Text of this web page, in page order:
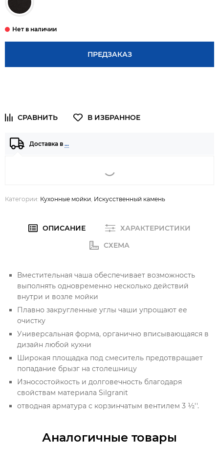
ПРЕДЗАКАЗ
Доставка в …
Категории: Кухонные мойки, Искусственный камень
ОПИСАНИЕ
ХАРАКТЕРИСТИКИ
СХЕМА
Вместительная чаша обеспечивает возможность
выполнять одновременно несколько действий
внутри и возле мойки
Плавно закругленные углы чаши упрощают ее
очистку
Универсальная форма, органично вписывающаяся в
дизайн любой кухни
Широкая площадка под смеситель предотвращает
попадание брызг на столешницу
Износостойкость и долговечность благодаря
свойствам материала Silgranit
отводная арматура с корзинчатым вентилем 3 ½''.
Аналогичные товары